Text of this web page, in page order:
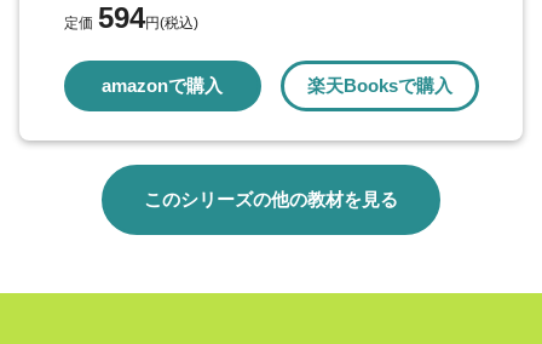
定価 594円(税込)
amazonで購入 楽天Booksで購入
このシリーズの他の教材を見る